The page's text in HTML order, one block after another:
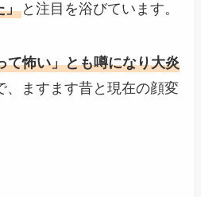
」 と注目を浴びています。
て怖い」とも噂になり大炎
、ますます昔と現在の顔変